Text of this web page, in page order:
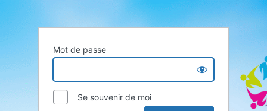
Mot de passe
Se souvenir de moi